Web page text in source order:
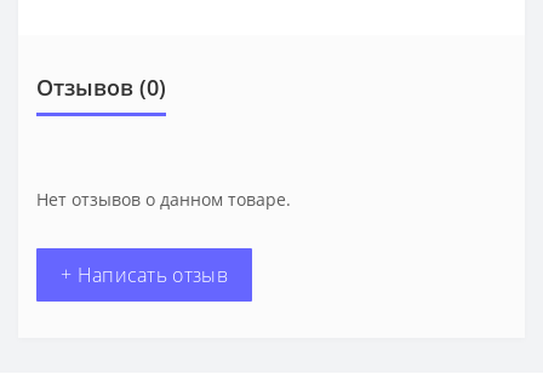
Отзывов (0)
Нет отзывов о данном товаре.
+ Написать отзыв